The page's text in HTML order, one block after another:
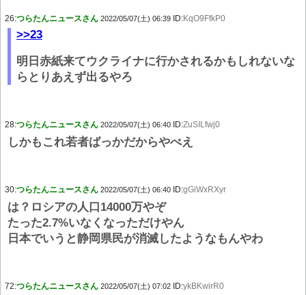
26:つらたんニュースさん 2022/05/07(土) 06:39 ID:KqO9FfkP0
>>23
明日赤紙来てウクライナに行かされるかもしれないな
らとりあえず出るやろ
28:つらたんニュースさん 2022/05/07(土) 06:40 ID:ZuSILfwj0
しかもこれ若者ばっかだからやべえ
30:つらたんニュースさん 2022/05/07(土) 06:40 ID:gGiWxRXyr
は？ロシアの人口14000万やぞ
たった2.7%いなくなっただけやん
日本でいうと静岡県民が消滅したようなもんやわ
72:つらたんニュースさん 2022/05/07(土) 07:02 ID:ykBKwirR0